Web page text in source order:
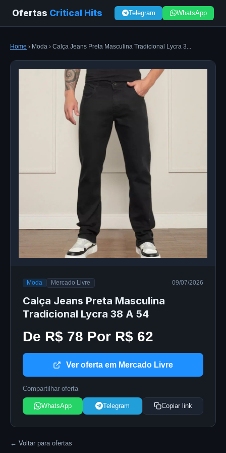
Ofertas Critical Hits Telegram WhatsApp
Home › Moda › Calça Jeans Preta Masculina Tradicional Lycra 3...
Moda Mercado Livre 09/07/2026
Calça Jeans Preta Masculina
Tradicional Lycra 38 A 54
De R$ 78 Por R$ 62
Ver oferta em Mercado Livre
Compartilhar oferta
WhatsApp Telegram Copiar link
← Voltar para ofertas